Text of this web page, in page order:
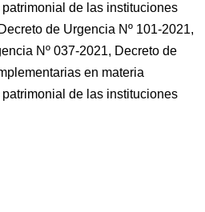
de las instituciones
de Urgencia Nº 101-2021,
Nº 037-2021, Decreto de
en materia
de las instituciones